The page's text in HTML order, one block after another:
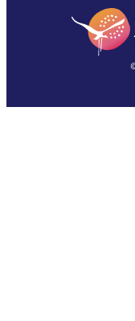
English
(Singapore)
Français